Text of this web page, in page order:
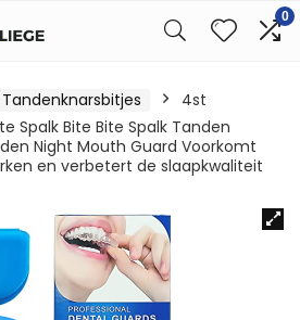
0
Tandenknarsbitjes
4st
Spalk Bite Bite Spalk Tanden
Night Mouth Guard Voorkomt
en verbetert de slaapkwaliteit